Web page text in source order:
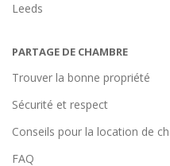
Leeds
PARTAGE DE CHAMBRE
Trouver la bonne propriété
Sécurité et respect
Conseils pour la location de
FAQ